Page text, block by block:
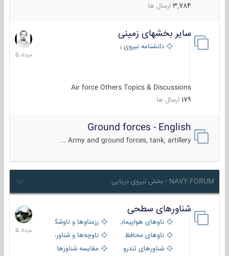
3,784 ارسال ها
سایر بخشهای زمینی
دانشنامه نیروی زمینی
Air force Others Topics & Discussions
179 ارسال ها
9
مرداد
1405
Ground forces - English
Army and ground forces, tank, artillery ...
NAVY FORUM - بخش نیروی دریایی
شناورهای سطحی
ناوهای هواپیمابر و بالگرد بررزمناوها و ناوشکن‌ها
ناوهای محافظ
ناوچه‌ها و شناورهای گشتی
شناورهای تندرو
مقایسه شناورها
2
مرداد
1405